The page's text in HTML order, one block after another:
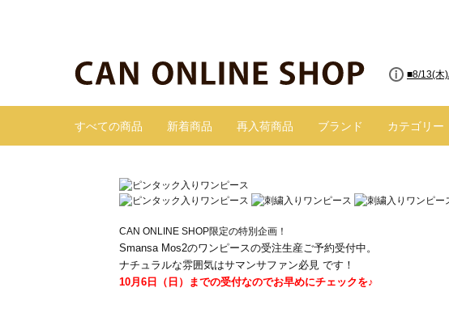
■8/13(木
すべての商品 新着商品 再入荷商品 ブランド カテゴリー
CAN ONLINE SHOP限定の特別企画！
Smansa Mos2のワンピースの受注生産ご予約受付中。
ナチュラルな雰囲気はサマンサファン必見 です！
10月6日（日）までの受付なのでお早めにチェックを♪